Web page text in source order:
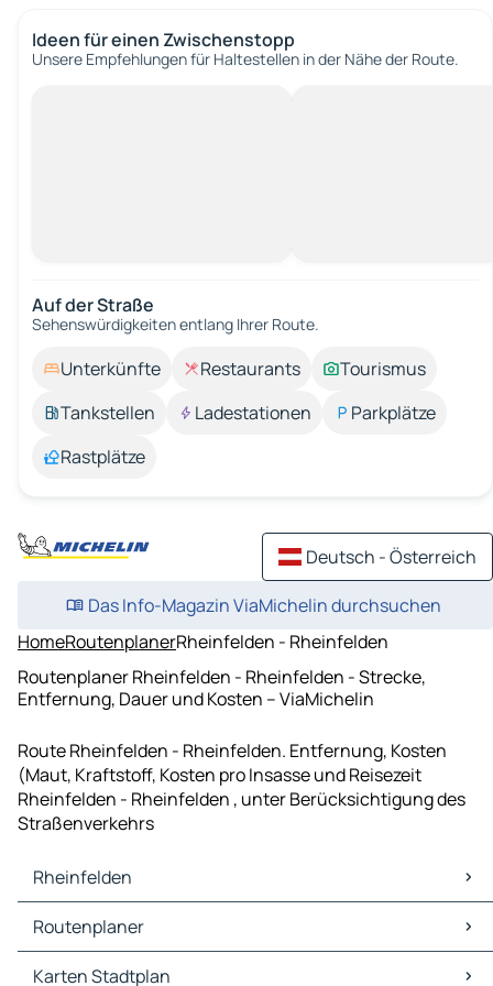
Ideen für einen Zwischenstopp
Unsere Empfehlungen für Haltestellen in der Nähe der Route.
Auf der Straße
Sehenswürdigkeiten entlang Ihrer Route.
Unterkünfte Restaurants
Tourismus
Tankstellen
Ladestationen
Parkplätze
Rastplätze
Deutsch - Österreich
Das Info-Magazin ViaMichelin durchsuchen
HomeRoutenplanerRheinfelden - Rheinfelden
Routenplaner Rheinfelden - Rheinfelden - Strecke,
Entfernung, Dauer und Kosten – ViaMichelin
Route Rheinfelden - Rheinfelden. Entfernung, Kosten
(Maut, Kraftstoff, Kosten pro Insasse und Reisezeit
Rheinfelden - Rheinfelden , unter Berücksichtigung des
Straßenverkehrs
Rheinfelden
Rheinfelden Karten Stadtplan
Rheinfelden Verkehr
Rheinfelden Hotels
Routenplaner
Routenplaner Rheinfelden - Basel
Karten Stadtplan